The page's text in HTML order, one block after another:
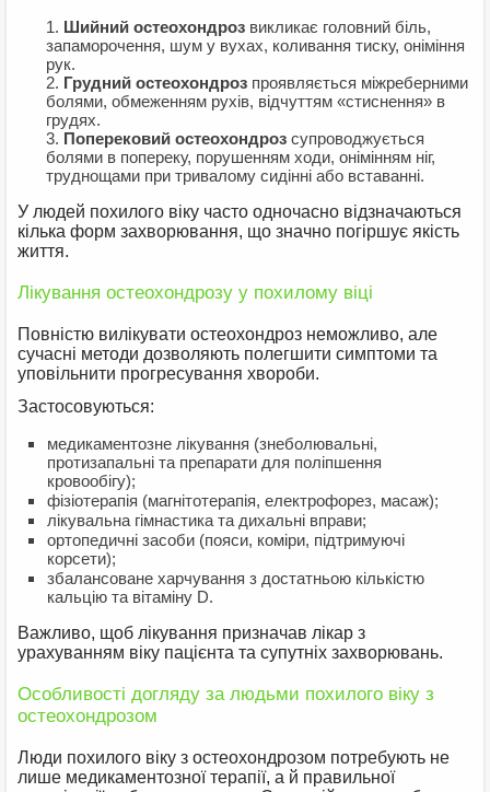
Шийний остеохондроз викликає головний біль,
запаморочення, шум у вухах, коливання тиску, оніміння
рук.
Грудний остеохондроз проявляється міжреберними
болями, обмеженням рухів, відчуттям «стиснення» в
грудях.
Поперековий остеохондроз супроводжується
болями в попереку, порушенням ходи, онімінням ніг,
труднощами при тривалому сидінні або вставанні.
У людей похилого віку часто одночасно відзначаються
кілька форм захворювання, що значно погіршує якість
життя.
Лікування остеохондрозу у похилому віці
Повністю вилікувати остеохондроз неможливо, але
сучасні методи дозволяють полегшити симптоми та
уповільнити прогресування хвороби.
Застосовуються:
медикаментозне лікування (знеболювальні,
протизапальні та препарати для поліпшення
кровообігу);
фізіотерапія (магнітотерапія, електрофорез, масаж);
лікувальна гімнастика та дихальні вправи;
ортопедичні засоби (пояси, коміри, підтримуючі
корсети);
збалансоване харчування з достатньою кількістю
кальцію та вітаміну D.
Важливо, щоб лікування призначав лікар з
урахуванням віку пацієнта та супутніх захворювань.
Особливості догляду за людьми похилого віку з
остеохондрозом
Люди похилого віку з остеохондрозом потребують не
лише медикаментозної терапії, а й правильної